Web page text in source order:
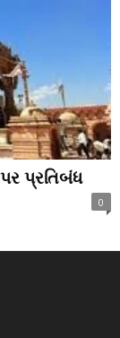
પ્રતિબંધ
0